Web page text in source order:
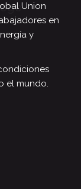
Union
en
y
el mundo.